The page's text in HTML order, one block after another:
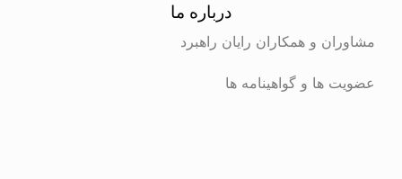
درباره ما
مشاوران و همکاران رایان راهبرد
عضویت ها و گواهینامه ها